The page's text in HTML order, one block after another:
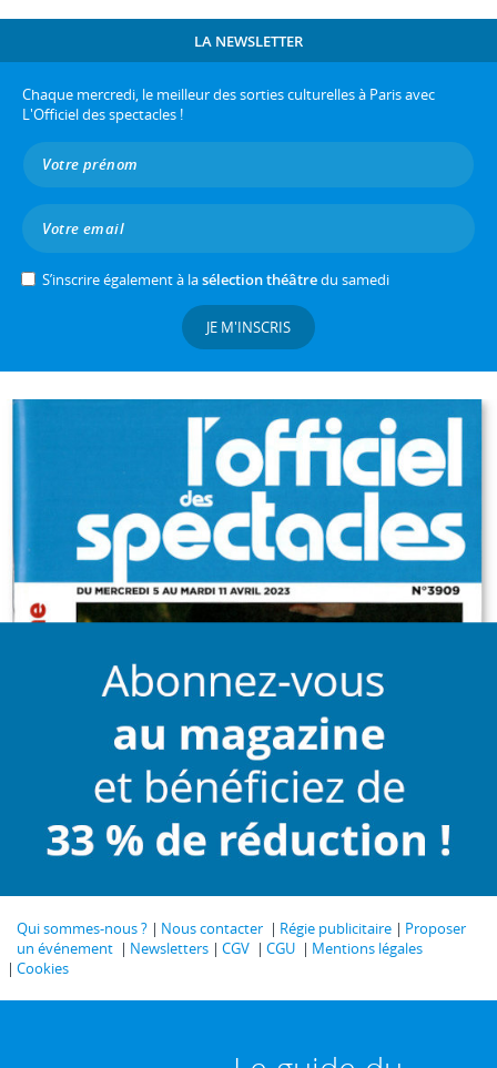
LA NEWSLETTER
Chaque mercredi, le meilleur des sorties culturelles à Paris avec
L'Officiel des spectacles !
S’inscrire également à lasélection théâtredu samedi
JE M'INSCRIS
Qui sommes-nous ? Nous contacter Régie publicitaire
Proposer
un événement
Newsletters CGV CGU
Mentions légales
Cookies